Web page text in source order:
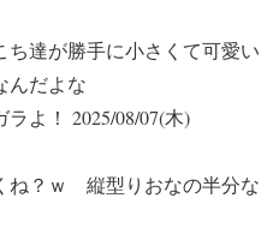
達が勝手に小さくて可愛い
んだよな
よ！ 2025/08/07(木)
ね？ｗ 縦型りおなの半分な